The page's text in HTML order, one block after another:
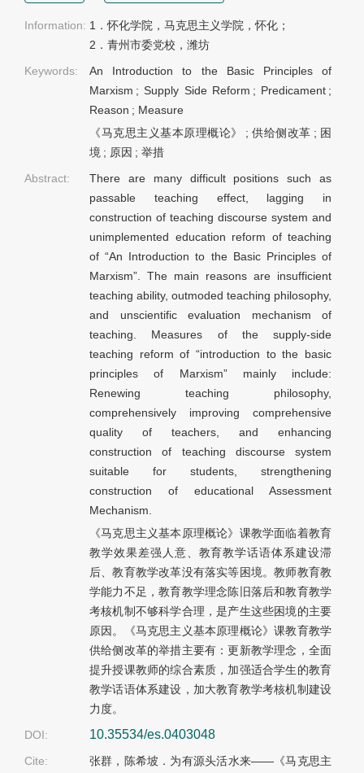
Information: 1．怀化学院，马克思主义学院，怀化；
2．青州市委党校，潍坊
Keywords:
An Introduction to the Basic Principles of
Marxism ; Supply Side Reform ; Predicament ;
Reason ; Measure
《马克思主义基本原理概论》
;供给侧改革 ; 困
境 ; 原因 ; 举措
Abstract:
There are many difficult positions such as
passable teaching effect, lagging in
construction of teaching discourse system and
unimplemented education reform of teaching
of “An Introduction to the Basic Principles of
Marxism”. The main reasons are insufficient
teaching ability, outmoded teaching philosophy,
and unscientific evaluation mechanism of
teaching. Measures of the supply-side
teaching reform of “introduction to the basic
principles of Marxism” mainly include:
Renewing teaching philosophy,
comprehensively improving comprehensive
quality of teachers, and enhancing
construction of teaching discourse system
suitable for students, strengthening
construction of educational Assessment
Mechanism.
《马克思主义基本原理概论》课教学面临着教育
教学效果差强人意、教育教学话语体系建设滞
后、教育教学改革没有落实等困境。教师教育教
学能力不足，教育教学理念陈旧落后和教育教学
考核机制不够科学合理，是产生这些困境的主要
原因。《马克思主义基本原理概论》课教育教学
供给侧改革的举措主要有：更新教学理念，全面
提升授课教师的综合素质，加强适合学生的教育
教学话语体系建设，加大教育教学考核机制建设
力度。
DOI:
10.35534/es.0403048
Cite:
张群，陈希坡．为有源头活水来——《马克思主